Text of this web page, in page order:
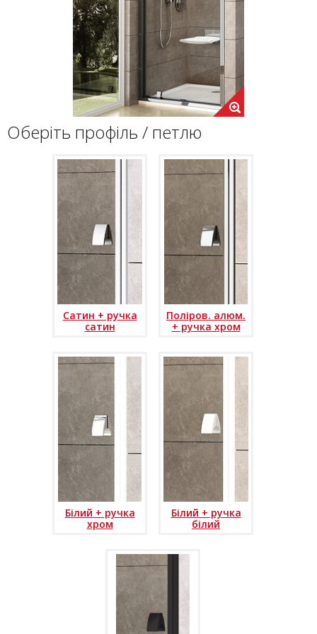
Оберіть профіль / петлю
Сатин + ручка
сатин
Поліров. алюм.
+ ручка хром
Білий + ручка
хром
Білий + ручка
білий